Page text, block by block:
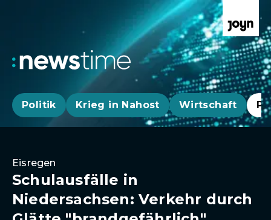
Politik Krieg in Nahost Wirtschaft
Eisregen
Schulausfälle in
Niedersachsen: Verkehr durch